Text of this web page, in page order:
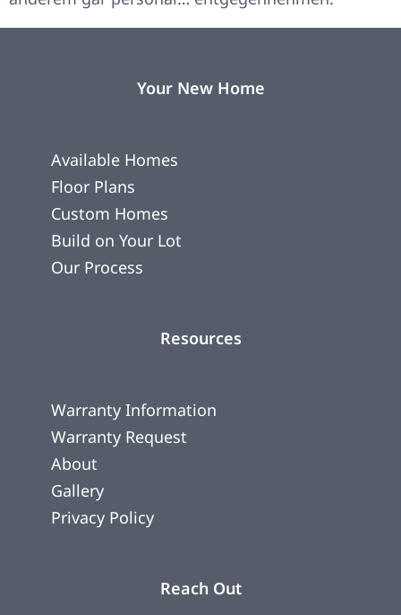
Your New Home
Available Homes
Floor Plans
Custom Homes
Build on Your Lot
Our Process
Resources
Warranty Information
Warranty Request
About
Gallery
Privacy Policy
Reach Out